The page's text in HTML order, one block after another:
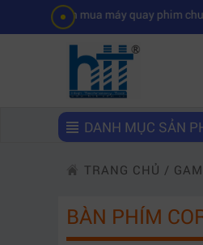
máy quay phim chuyên nghiệp |
DANH MỤC SẢN
TRANG CHỦ /
BÀN PHÍM